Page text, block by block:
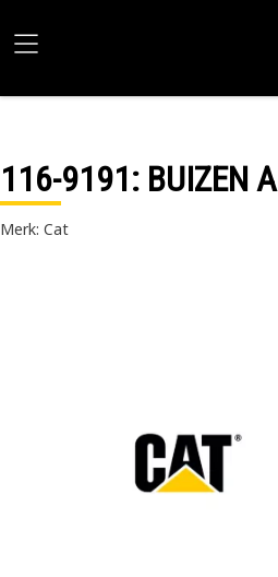
116-9191: BUIZEN A
Merk: Cat